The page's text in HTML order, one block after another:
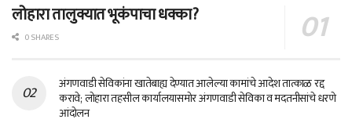
लोहारा तालुक्यात भूकंपाचा धक्का?
0 SHARES
अंगणवाडी सेविकांना खातेबाह्य देण्यात आलेल्या कामांचे आदेश तात्काळ रद्द
करावे; लोहारा तहसील कार्यालयासमोर अंगणवाडी सेविका व मदतनीसांचे धरणे
आंदोलन